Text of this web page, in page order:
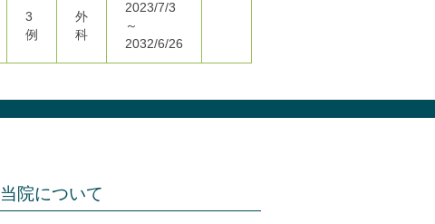
3
例
外
科
2023/7/3
～
2032/6/26
当院について